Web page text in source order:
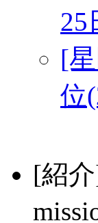
25
[
位
[紹